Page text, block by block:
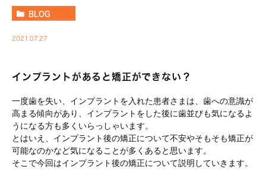
BLOG
2021.07.27
インプラントがあると矯正ができない？
一度歯を失い、インプラントを入れた患者さまは、歯への意識が
高まる傾向があり、インプラントをした後に歯並びも気になるよ
うになる方も多くいらっしゃいます。
とはいえ、インプラント後の矯正について不安やそもそも矯正が
可能なのかなど気になることが多くあると思います。
そこで今回はインプラント後の矯正について説明していきます。